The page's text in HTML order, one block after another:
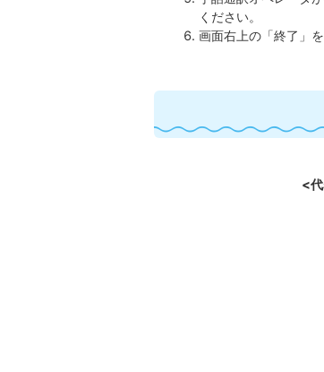
ください。
画面右上の「終了」
<